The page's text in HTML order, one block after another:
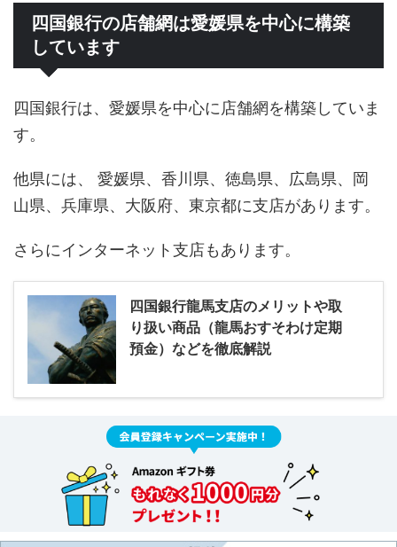
四国銀行の店舗網は愛媛県を中心に構築
しています
四国銀行は、愛媛県を中心に店舗網を構築していま
す。
他県には、 愛媛県、香川県、徳島県、広島県、岡
山県、兵庫県、大阪府、東京都に支店があります。
さらにインターネット支店もあります。
四国銀行龍馬支店のメリットや取
り扱い商品（龍馬おすそわけ定期
預金）などを徹底解説